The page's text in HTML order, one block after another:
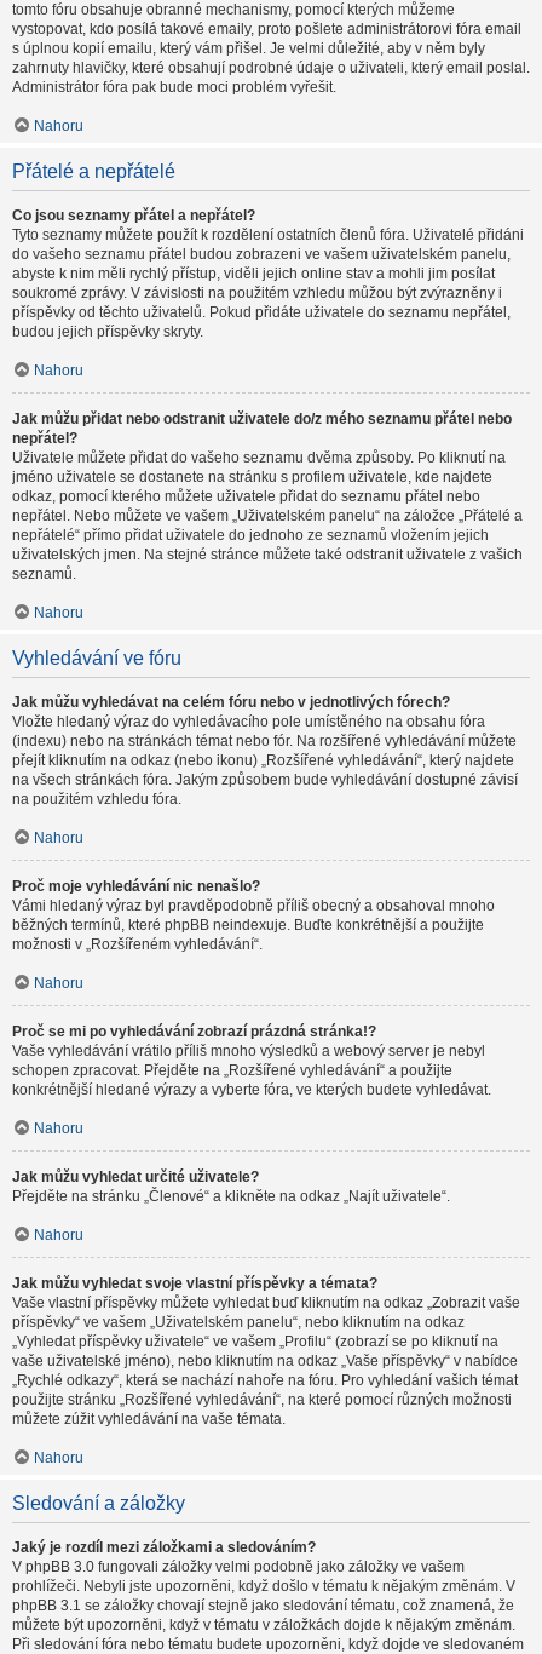
tomto fóru obsahuje obranné mechanismy, pomocí kterých můžeme
vystopovat, kdo posílá takové emaily, proto pošlete administrátorovi fóra email
s úplnou kopií emailu, který vám přišel. Je velmi důležité, aby v něm byly
zahrnuty hlavičky, které obsahují podrobné údaje o uživateli, který email poslal.
Administrátor fóra pak bude moci problém vyřešit.
Nahoru
Přátelé a nepřátelé
Co jsou seznamy přátel a nepřátel?
Tyto seznamy můžete použít k rozdělení ostatních členů fóra. Uživatelé přidáni
do vašeho seznamu přátel budou zobrazeni ve vašem uživatelském panelu,
abyste k nim měli rychlý přístup, viděli jejich online stav a mohli jim posílat
soukromé zprávy. V závislosti na použitém vzhledu můžou být zvýrazněny i
příspěvky od těchto uživatelů. Pokud přidáte uživatele do seznamu nepřátel,
budou jejich příspěvky skryty.
Nahoru
Jak můžu přidat nebo odstranit uživatele do/z mého seznamu přátel nebo
nepřátel?
Uživatele můžete přidat do vašeho seznamu dvěma způsoby. Po kliknutí na
jméno uživatele se dostanete na stránku s profilem uživatele, kde najdete
odkaz, pomocí kterého můžete uživatele přidat do seznamu přátel nebo
nepřátel. Nebo můžete ve vašem „Uživatelském panelu“ na záložce „Přátelé a
nepřátelé“ přímo přidat uživatele do jednoho ze seznamů vložením jejich
uživatelských jmen. Na stejné stránce můžete také odstranit uživatele z vašich
seznamů.
Nahoru
Vyhledávání ve fóru
Jak můžu vyhledávat na celém fóru nebo v jednotlivých fórech?
Vložte hledaný výraz do vyhledávacího pole umístěného na obsahu fóra
(indexu) nebo na stránkách témat nebo fór. Na rozšířené vyhledávání můžete
přejít kliknutím na odkaz (nebo ikonu) „Rozšířené vyhledávání“, který najdete
na všech stránkách fóra. Jakým způsobem bude vyhledávání dostupné závisí
na použitém vzhledu fóra.
Nahoru
Proč moje vyhledávání nic nenašlo?
Vámi hledaný výraz byl pravděpodobně příliš obecný a obsahoval mnoho
běžných termínů, které phpBB neindexuje. Buďte konkrétnější a použijte
možnosti v „Rozšířeném vyhledávání“.
Nahoru
Proč se mi po vyhledávání zobrazí prázdná stránka!?
Vaše vyhledávání vrátilo příliš mnoho výsledků a webový server je nebyl
schopen zpracovat. Přejděte na „Rozšířené vyhledávání“ a použijte
konkrétnější hledané výrazy a vyberte fóra, ve kterých budete vyhledávat.
Nahoru
Jak můžu vyhledat určité uživatele?
Přejděte na stránku „Členové“ a klikněte na odkaz „Najít uživatele“.
Nahoru
Jak můžu vyhledat svoje vlastní příspěvky a témata?
Vaše vlastní příspěvky můžete vyhledat buď kliknutím na odkaz „Zobrazit vaše
příspěvky“ ve vašem „Uživatelském panelu“, nebo kliknutím na odkaz
„Vyhledat příspěvky uživatele“ ve vašem „Profilu“ (zobrazí se po kliknutí na
vaše uživatelské jméno), nebo kliknutím na odkaz „Vaše příspěvky“ v nabídce
„Rychlé odkazy“, která se nachází nahoře na fóru. Pro vyhledání vašich témat
použijte stránku „Rozšířené vyhledávání“, na které pomocí různých možnosti
můžete zúžit vyhledávání na vaše témata.
Nahoru
Sledování a záložky
Jaký je rozdíl mezi záložkami a sledováním?
V phpBB 3.0 fungovali záložky velmi podobně jako záložky ve vašem
prohlížeči. Nebyli jste upozorněni, když došlo v tématu k nějakým změnám. V
phpBB 3.1 se záložky chovají stejně jako sledování tématu, což znamená, že
můžete být upozorněni, když v tématu v záložkách dojde k nějakým změnám.
Při sledování fóra nebo tématu budete upozorněni, když dojde ve sledovaném